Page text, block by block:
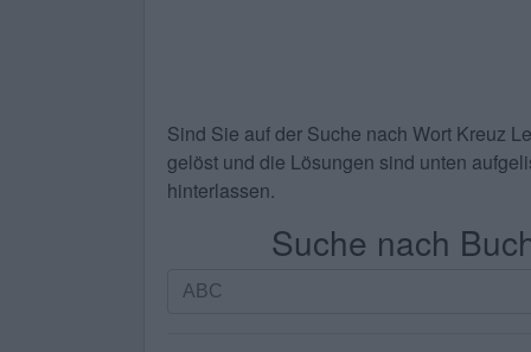
Sind Sie auf der Suche nach Wort Kreuz
gelöst und die Lösungen sind unten
hinterlassen.
Suche nach
Suche